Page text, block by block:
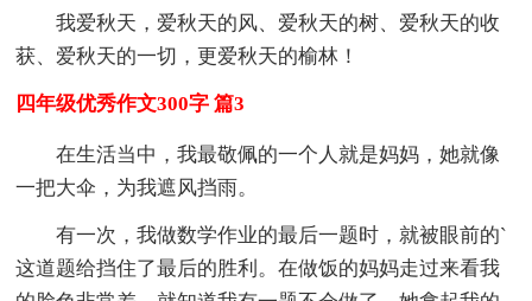
我爱秋天，爱秋天的风、爱秋天的树、爱秋天的收
获、爱秋天的一切，更爱秋天的榆林！
四年级优秀作文300字 篇3
在生活当中，我最敬佩的一个人就是妈妈，她就像
一把大伞，为我遮风挡雨。
有一次，我做数学作业的最后一题时，就被眼前的`
这道题给挡住了最后的胜利。在做饭的妈妈走过来看我